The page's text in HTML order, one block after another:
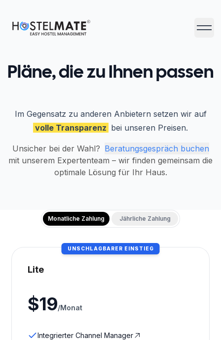
Pläne, die zu Ihnen passen
Im Gegensatz zu anderen Anbietern setzen wir auf
volle Transparenz bei unseren Preisen.
Unsicher bei der Wahl? Beratungsgespräch buchen
mit unserem Expertenteam – wir finden gemeinsam die
optimale Lösung für Ihr Haus.
Monatliche Zahlung Jährliche Zahlung
UNSCHLAGBARER EINSTIEG
Lite
$19/Monat
Integrierter Channel Manager